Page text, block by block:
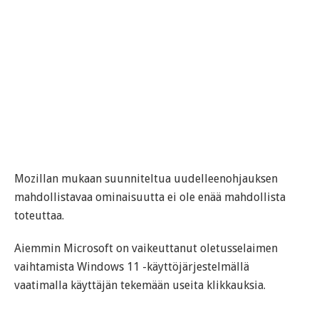
Mozillan mukaan suunniteltua uudelleenohjauksen
mahdollistavaa ominaisuutta ei ole enää mahdollista
toteuttaa.
Aiemmin Microsoft on vaikeuttanut oletusselaimen
vaihtamista Windows 11 -käyttöjärjestelmällä
vaatimalla käyttäjän tekemään useita klikkauksia.